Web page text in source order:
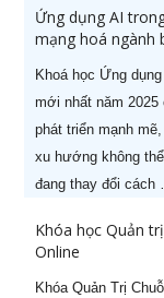
Ứng dụng AI
mạng hoá ngành
Khoá học Ứng
mới nhất năm 2025
phát triển mạnh
xu hướng không
đang thay đổi cách
Khóa học Quản
Online
Khóa Quản Trị